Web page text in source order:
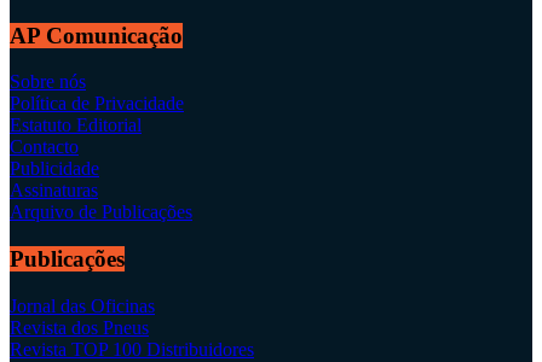
AP Comunicação
Sobre nós
Política de Privacidade
Estatuto Editorial
Contacto
Publicidade
Assinaturas
Arquivo de Publicações
Publicações
Jornal das Oficinas
Revista dos Pneus
Revista TOP 100 Distribuidores